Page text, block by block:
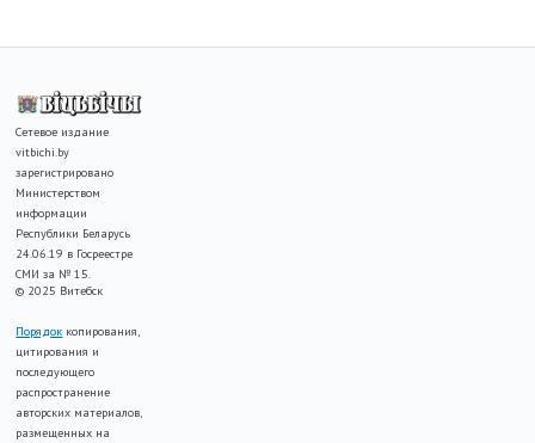
Сетевое издание
vitbichi.by
зарегистрировано
Министерством
информации
Республики Беларусь
24.06.19 в Госреестре
СМИ за № 15.
© 2025 Витебск
Порядок копирования,
цитирования и
последующего
распространение
авторских материалов,
размещенных на